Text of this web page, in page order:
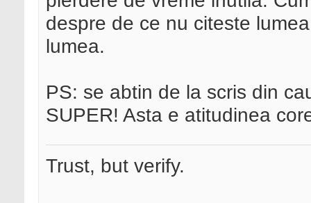
despre de ce nu citeste
lumea.
PS: se abtin de la scris din
SUPER! Asta e atitudinea
Trust, but verify.